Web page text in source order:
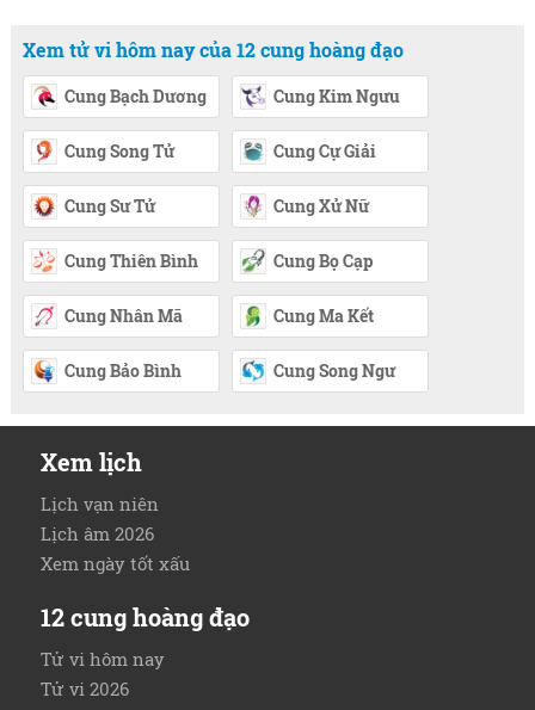
Xem tử vi hôm nay của 12 cung hoàng đạo
Cung Bạch Dương Cung Kim Ngưu
Cung Song Tử Cung Cự Giải
Cung Sư Tử Cung Xử Nữ
Cung Thiên Bình Cung Bọ Cạp
Cung Nhân Mã Cung Ma Kết
Cung Bảo Bình Cung Song Ngư
Xem lịch
Lịch vạn niên
Lịch âm 2026
Xem ngày tốt xấu
12 cung hoàng đạo
Tử vi hôm nay
Tử vi 2026